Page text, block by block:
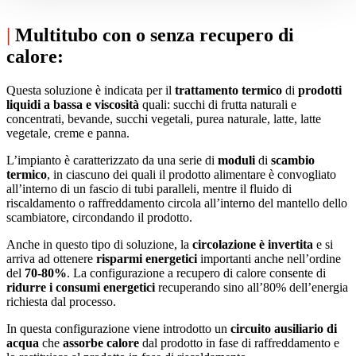
| Multitubo con o senza recupero di
calore:
Questa soluzione è indicata per il trattamento termico di prodotti
liquidi a bassa e viscosità quali: succhi di frutta naturali e
concentrati, bevande, succhi vegetali, purea naturale, latte, latte
vegetale, creme e panna.
L’impianto è caratterizzato da una serie di moduli di scambio
termico, in ciascuno dei quali il prodotto alimentare è convogliato
all’interno di un fascio di tubi paralleli, mentre il fluido di
riscaldamento o raffreddamento circola all’interno del mantello dello
scambiatore, circondando il prodotto.
Anche in questo tipo di soluzione, la circolazione è invertita e si
arriva ad ottenere risparmi energetici importanti anche nell’ordine
del 70-80%. La configurazione a recupero di calore consente di
ridurre i consumi energetici recuperando sino all’80% dell’energia
richiesta dal processo.
In questa configurazione viene introdotto un circuito ausiliario di
acqua che assorbe calore dal prodotto in fase di raffreddamento e